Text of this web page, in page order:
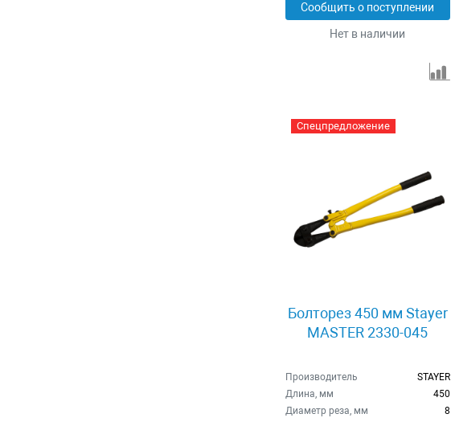
Сообщить о поступлении
Нет в наличии
Спецпредложение
Болторез 450 мм Stayer
MASTER 2330-045
Производитель
STAYER
Длина, мм
450
Диаметр реза, мм
8